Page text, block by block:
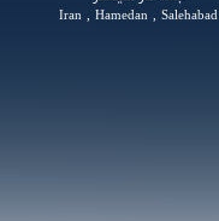
Iran , Hamedan , Salehabad